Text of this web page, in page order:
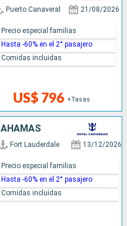
Puerto Canaveral 21/08/2026
US$ 796 +Tasas
Precio especial familias
Hasta -60% en el 2° pasajero
Comidas incluidas
Fort Lauderdale 13/12/2026
Precio especial familias
Hasta -60% en el 2° pasajero
Comidas incluidas